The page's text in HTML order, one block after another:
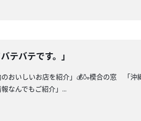
テバテです。」
おいしいお店を紹介」💰🍶模合の窓 「
なんでもご紹介」...